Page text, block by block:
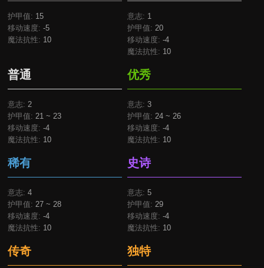
护甲值: 15
移动速度: -5
魔法抗性: 10
意志: 1
护甲值: 20
移动速度: -4
魔法抗性: 10
普通
意志: 2
护甲值: 21 ~ 23
移动速度: -4
魔法抗性: 10
优秀
意志: 3
护甲值: 24 ~ 26
移动速度: -4
魔法抗性: 10
稀有
意志: 4
护甲值: 27 ~ 28
移动速度: -4
魔法抗性: 10
史诗
意志: 5
护甲值: 29
移动速度: -4
魔法抗性: 10
传奇 独特